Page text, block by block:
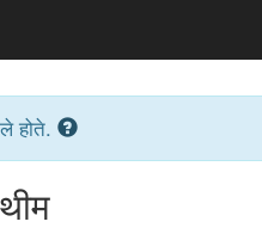
होते.